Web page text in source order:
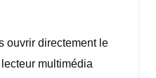
ouvrir directement le
multimédia